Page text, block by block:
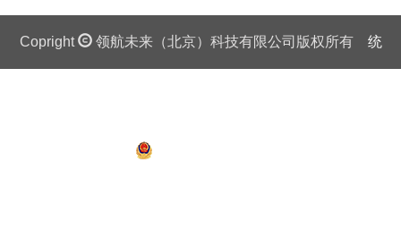
Copright 领航未来（北京）科技有限公司版权所有 统